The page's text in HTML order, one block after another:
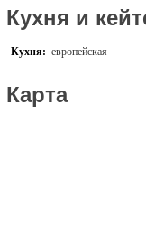
Кухня и
Кухня: европейская
Карта